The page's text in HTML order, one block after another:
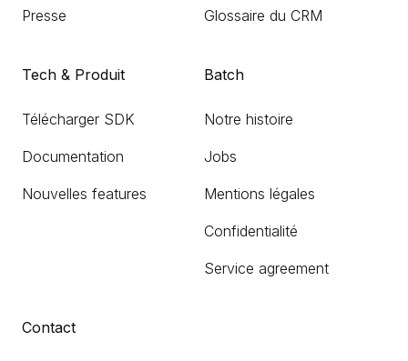
Presse Glossaire du CRM
Tech & Produit
Télécharger SDK
Documentation
Nouvelles features
Batch
Notre histoire
Jobs
Mentions légales
Confidentialité
Service agreement
Contact